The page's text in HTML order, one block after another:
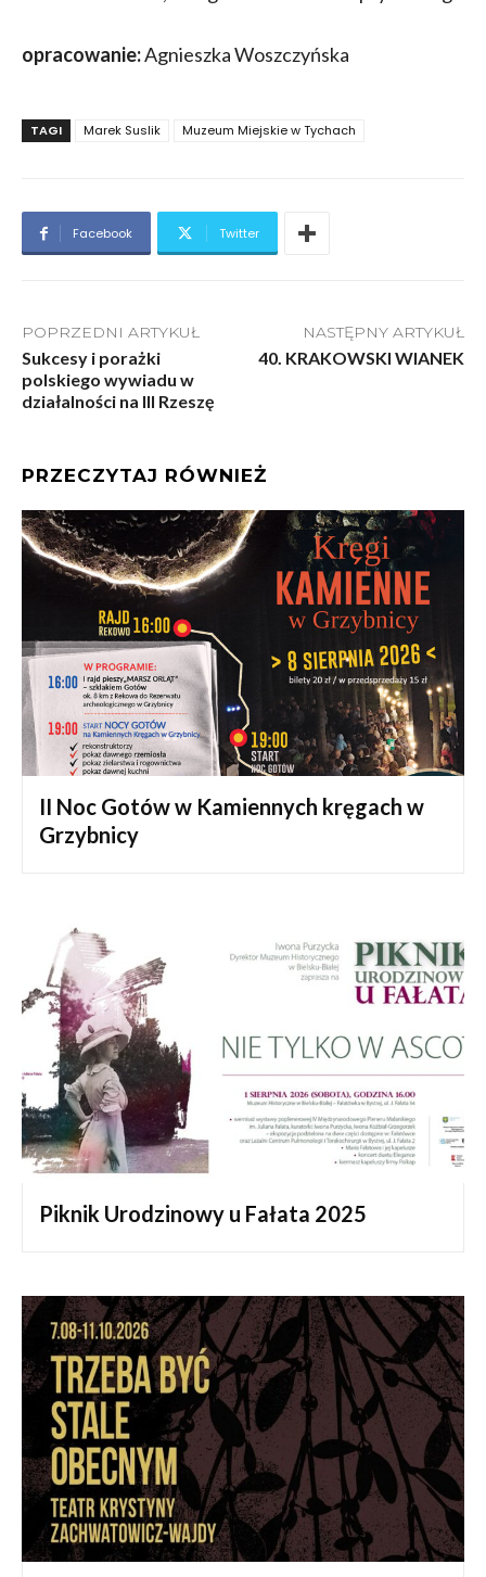
opracowanie:Agnieszka Woszczyńska
TAGI Marek Suslik Muzeum Miejskie w Tychach
Facebook Twitter
POPRZEDNI ARTYKUŁ
Sukcesy i porażki
polskiego wywiadu w
działalności na III Rzeszę
NASTĘPNY ARTYKUŁ
40. KRAKOWSKI WIANEK
PRZECZYTAJ RÓWNIEŻ
II Noc Gotów w Kamiennych kręgach w
Grzybnicy
Piknik Urodzinowy u Fałata 2025